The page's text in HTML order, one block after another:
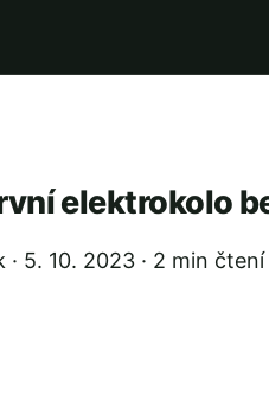
elektrokolo
· 5. 10. 2023 · 2 min čtení